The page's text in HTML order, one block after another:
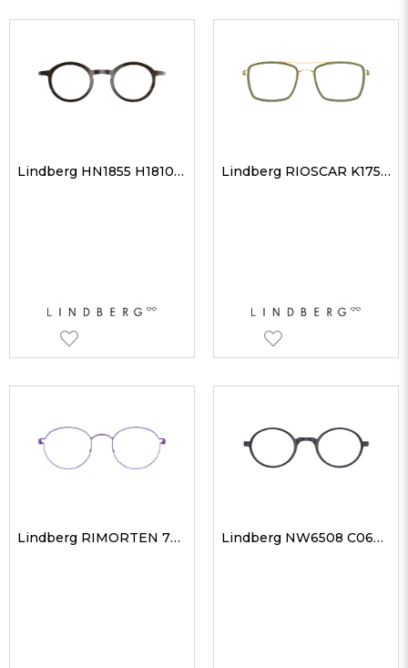
Lindberg HN1855 H1810 46 Unisex Optik Gözlükler Lindberg RIOSCAR K175GT 53 Unisex Optik Gözlükler
Lindberg RIMORTEN 77 48 Unisex Optik Gözlükler Lindberg NW6508 C06P10 44 Unisex Optik Gözlükler